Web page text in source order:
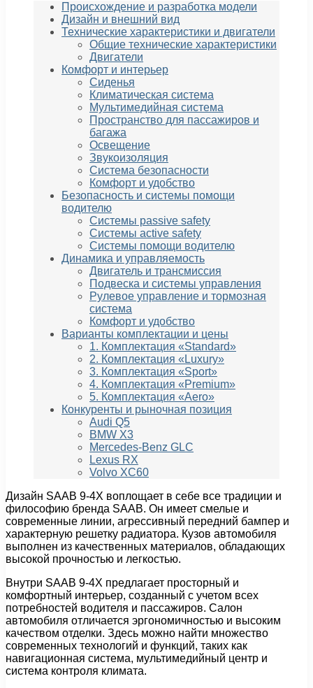
Происхождение и разработка модели
Дизайн и внешний вид
Технические характеристики и двигатели
Общие технические характеристики
Двигатели
Комфорт и интерьер
Сиденья
Климатическая система
Мультимедийная система
Пространство для пассажиров и
багажа
Освещение
Звукоизоляция
Система безопасности
Комфорт и удобство
Безопасность и системы помощи
водителю
Системы passivе safety
Системы active safety
Системы помощи водителю
Динамика и управляемость
Двигатель и трансмиссия
Подвеска и системы управления
Рулевое управление и тормозная
система
Комфорт и удобство
Варианты комплектации и цены
1. Комплектация «Standard»
2. Комплектация «Luxury»
3. Комплектация «Sport»
4. Комплектация «Premium»
5. Комплектация «Aero»
Конкуренты и рыночная позиция
Audi Q5
BMW X3
Mercedes-Benz GLC
Lexus RX
Volvo XC60
Дизайн SAAB 9-4X воплощает в себе все традиции и
философию бренда SAAB. Он имеет смелые и
современные линии, агрессивный передний бампер и
характерную решетку радиатора. Кузов автомобиля
выполнен из качественных материалов, обладающих
высокой прочностью и легкостью.
Внутри SAAB 9-4X предлагает просторный и
комфортный интерьер, созданный с учетом всех
потребностей водителя и пассажиров. Салон
автомобиля отличается эргономичностью и высоким
качеством отделки. Здесь можно найти множество
современных технологий и функций, таких как
навигационная система, мультимедийный центр и
система контроля климата.